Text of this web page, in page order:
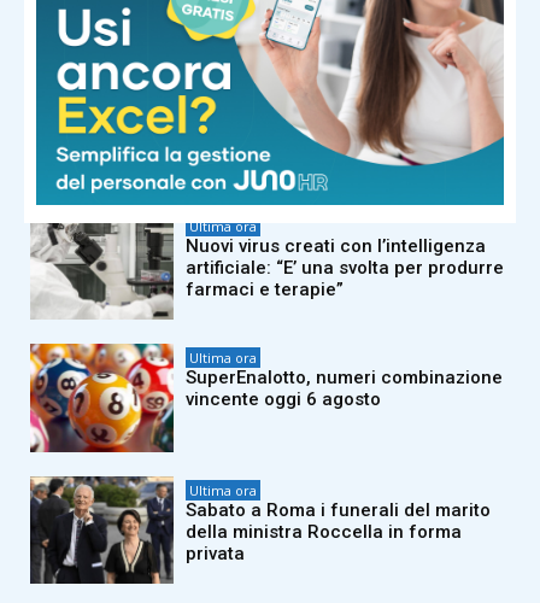
sabato allerta in 21 città
Ultima ora
Ossa fragili dopo i 30 anni? Ecco i
cibi che possono fare davvero la
differenza
Ultima ora
Nuovi virus creati con l’intelligenza
artificiale: “E’ una svolta per produrre
farmaci e terapie”
Ultima ora
SuperEnalotto, numeri combinazione
vincente oggi 6 agosto
Ultima ora
Sabato a Roma i funerali del marito
della ministra Roccella in forma
privata